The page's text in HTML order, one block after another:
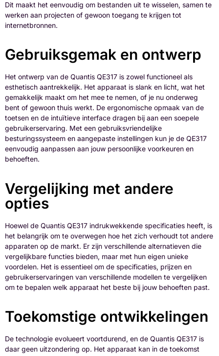
Dit maakt het eenvoudig om bestanden uit te wisselen, samen te
werken aan projecten of gewoon toegang te krijgen tot
internetbronnen.
Gebruiksgemak en ontwerp
Het ontwerp van de Quantis QE317 is zowel functioneel als
esthetisch aantrekkelijk. Het apparaat is slank en licht, wat het
gemakkelijk maakt om het mee te nemen, of je nu onderweg
bent of gewoon thuis werkt. De ergonomische opmaak van de
toetsen en de intuïtieve interface dragen bij aan een soepele
gebruikerservaring. Met een gebruiksvriendelijke
besturingssysteem en aangepaste instellingen kun je de QE317
eenvoudig aanpassen aan jouw persoonlijke voorkeuren en
behoeften.
Vergelijking met andere
opties
Hoewel de Quantis QE317 indrukwekkende specificaties heeft, is
het belangrijk om te overwegen hoe het zich verhoudt tot andere
apparaten op de markt. Er zijn verschillende alternatieven die
vergelijkbare functies bieden, maar met hun eigen unieke
voordelen. Het is essentieel om de specificaties, prijzen en
gebruikerservaringen van verschillende modellen te vergelijken
om te bepalen welk apparaat het beste bij jouw behoeften past.
Toekomstige ontwikkelingen
De technologie evolueert voortdurend, en de Quantis QE317 is
daar geen uitzondering op. Het apparaat kan in de toekomst